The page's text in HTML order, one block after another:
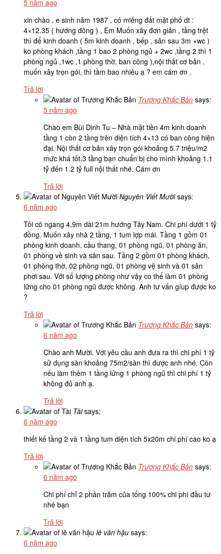
5 năm ago
xin chào , e sinh năm 1987 , có miếng đất mặt phố dt :
4×12.35 ( hướng đông ) , Em Muốn xây đơn giản , tầng trệt
thì để kinh doanh ( 5m kinh doanh , bếp , sân sau 3m +wc )
ko phòng khách ,tầng 1 bao 2 phòng ngủ + 2wc ,tầng 2 thì 1
phòng ngủ ,1wc ,1 phòng thờ, ban công ),nội thất cơ bản .
muốn xây trọn gói, thì tầm bao nhiêu ạ ? em cám ơn .
Trả lời
Trương Khắc Bản says:
5 năm ago
Chào em Bùi Dinh Tu – Nhà mặt tiền 4m kinh doanh
tầng 1 còn 2 tầng trên diện tích 4×13 có ban công hiện
đại. Nội thất cơ bản xây trọn gói khoảng 5.7 triệu/m2
mức khá tốt.3 tầng bạn chuẩn bị cho mình khoảng 1.1
tỷ đến 1.2 tỷ full nội thất nhé. Cám ơn
Trả lời
Nguyên Viết Mười says:
6 năm ago
Tôi có ngang 4,9m dài 21m hướng Tây Nam. Chi phí dưới 1 tỷ
đồng. Muốn xây nhà 2 tầng, 1 tum lợp mái. Tầng 1 gồm 01
phòng kinh doanh, cầu thang, 01 phòng ngũ, 01 phòng ăn,
01 phòng về sinh và sân sau. Tầng 2 gồm 01 phòng khách,
01 phòng thờ, 02 phòng ngũ, 01 phòng vệ sinh và 01 sân
phơi sau. Với số lượng phòng như vậy co thể làm 01 phòng
lững cho 01 phòng ngũ được không. Anh tư vấn gíup được ko
?
Trả lời
Trương Khắc Bản says:
6 năm ago
Chào anh Mười. Với yêu cầu anh đưa ra thì chi phí 1 tỷ
sử dụng sàn khoảng 75m2/sàn thì được anh nhé. Còn
nếu làm thêm 1 tầng lửng 1 phòng ngủ thì chi phí 1 tỷ
không đủ anh ạ.
Trả lời
Tài says:
6 năm ago
thiết kế tầng 2 và 1 tầng tum diện tích 5x20m chi phí cao ko ạ
Trả lời
Trương Khắc Bản says:
6 năm ago
Chi phí chỉ 2 phần trăm của tổng 100% chi phí đầu tư
nhé bạn
Trả lời
lê văn hậu says:
6 năm ago